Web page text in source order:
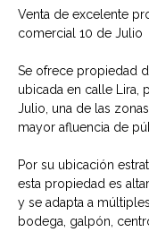
Venta de excelente
comercial 10 de Julio
Se ofrece propiedad
ubicada en calle Lira,
Julio, una de las
mayor afluencia de
Por su ubicación
esta propiedad es
y se adapta a
bodega, galpón,